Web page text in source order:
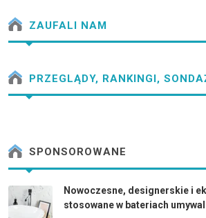
ZAUFALI NAM
PRZEGLĄDY, RANKINGI,
SPONSOROWANE
Nowoczesne, designerskie i
stosowane w bateriach